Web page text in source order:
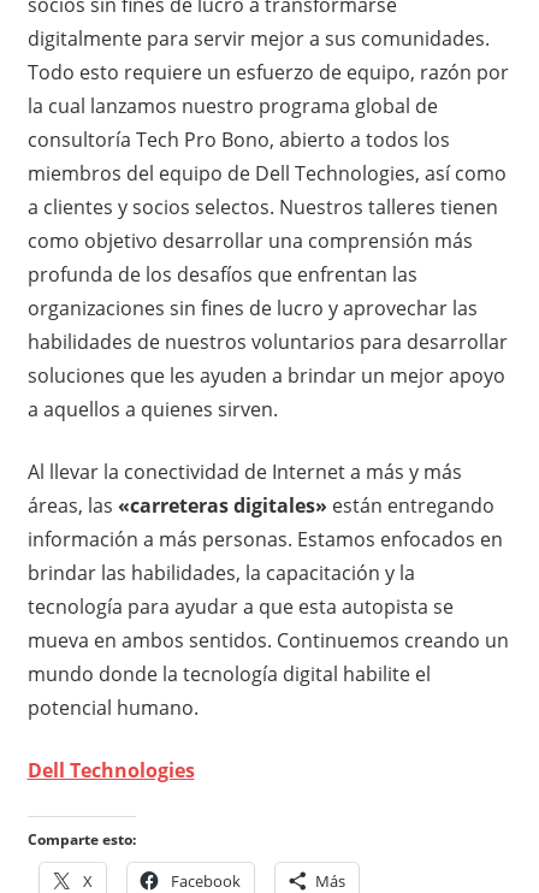
digitalmente para servir mejor a sus comunidades.
Todo esto requiere un esfuerzo de equipo, razón por
la cual lanzamos nuestro programa global de
consultoría Tech Pro Bono, abierto a todos los
miembros del equipo de Dell Technologies, así como
a clientes y socios selectos. Nuestros talleres tienen
como objetivo desarrollar una comprensión más
profunda de los desafíos que enfrentan las
organizaciones sin fines de lucro y aprovechar las
habilidades de nuestros voluntarios para desarrollar
soluciones que les ayuden a brindar un mejor apoyo
a aquellos a quienes sirven.
Al llevar la conectividad de Internet a más y más
áreas, las «carreteras digitales» están entregando
información a más personas. Estamos enfocados en
brindar las habilidades, la capacitación y la
tecnología para ayudar a que esta autopista se
mueva en ambos sentidos. Continuemos creando un
mundo donde la tecnología digital habilite el
potencial humano.
Dell Technologies
Comparte esto:
X Facebook Más